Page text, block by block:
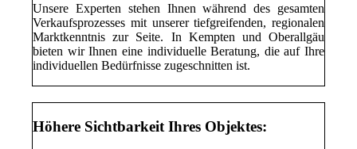
Unsere Experten stehen Ihnen während des gesamten
Verkaufsprozesses mit unserer tiefgreifenden, regionalen
Marktkenntnis zur Seite. In Kempten und Oberallgäu
bieten wir Ihnen eine individuelle Beratung, die auf Ihre
individuellen Bedürfnisse zugeschnitten ist.
Höhere Sichtbarkeit Ihres Objektes: